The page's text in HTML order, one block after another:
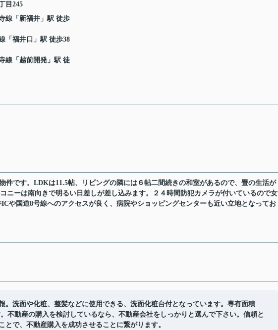
目245
線 「 新福井 」駅 徒歩
「 福井口 」駅 徒歩38
線 「 越前開発 」駅 徒
件です。LDKは11.5帖、リビングの隣には６帖二間続きの和室があるので、畳の生活が
ニーは南向きで明るい日差しが差し込みます。２４時間防犯カメラが付いているので女
や国道8号線へのアクセスが良く、病院やショッピングセンターも近い立地となってお
。洗面や化粧、整髪などに使用できる、洗面化粧台付となっています。専有面積
不動産の購入を検討しているなら、不動産会社をしっかりと選んで下さい。信頼と
とで、不動産購入を成功させることに繋がります。